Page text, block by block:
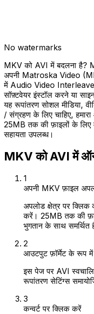
No watermarks
MKV को AVI में बदलना है?
अपनी Matroska Video
में Audio Video
सॉफ़्टवेयर इंस्टॉल करने या
यह रूपांतरण सोशल मीडिया,
/ संग्रहण के लिए चाहिए,
25MB तक की फ़ाइलों के लिए
सहायता उपलब्ध।
MKV को AVI में
1
अपनी MKV फ़ाइल
अपलोड क्षेत्र पर
करें। 25MB तक की
भुगतान के साथ समर्थित
2
आउटपुट फ़ॉर्मेट के रूप
इस पेज पर AVI
रूपांतरण सेटिंग्स
3
कन्वर्ट पर क्लिक करें